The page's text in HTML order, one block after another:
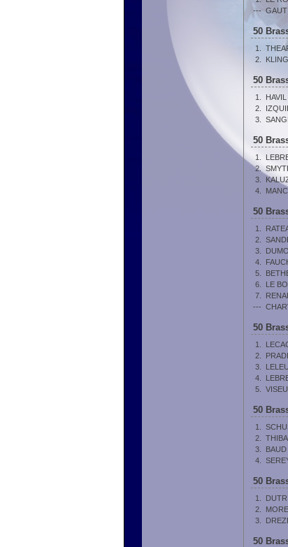
---
50
1.
2.
50
1.
2.
3.
50
1.
2.
3.
4.
50
1.
2.
3.
4.
5.
6. LE
7.
---
50
1.
2.
3.
4.
5.
50
1.
2.
3.
4.
50
1.
2.
3.
50